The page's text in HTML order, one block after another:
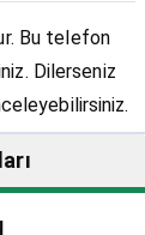
Bu telefon
Dilerseniz